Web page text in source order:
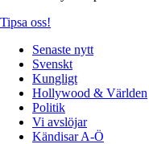
Tipsa oss!
Senaste nytt
Svenskt
Kungligt
Hollywood & Världen
Politik
Vi avslöjar
Kändisar A-Ö